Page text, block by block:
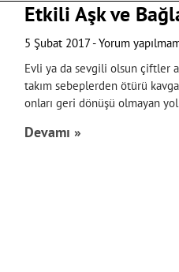
Etkili Aşk ve
5 Şubat 2017 Yorum
Evli ya da sevgili olsun çiftler
takım sebeplerden ötürü
onları geri dönüşü olmayan
Devamı »